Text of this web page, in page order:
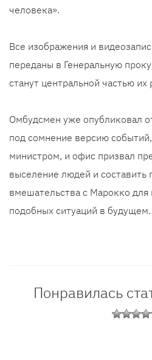
человека».
Все изображения и
переданы в Генеральную
станут центральной частью их
Омбудсмен уже опубликовал
под сомнение версию
министром, и офис призвал
выселение людей и составить
вмешательства с Марокко
подобных ситуаций в будущем.
Понравилась